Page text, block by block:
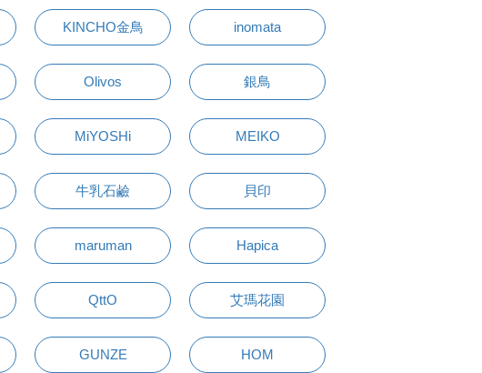
KINCHO金鳥 inomata
Olivos 銀鳥
MiYOSHi MEIKO
牛乳石鹼 貝印
maruman Hapica
QttO 艾瑪花園
GUNZE HOM